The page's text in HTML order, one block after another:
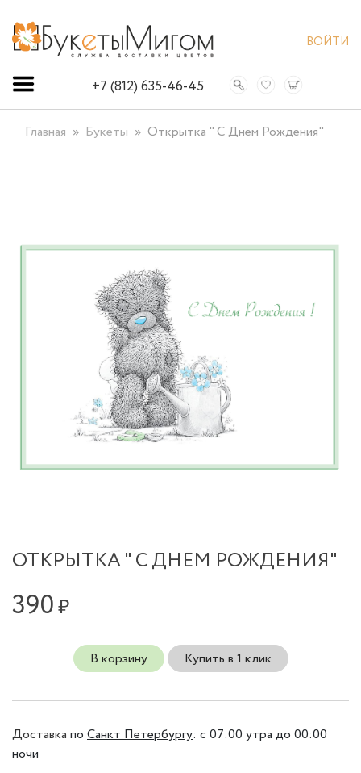
ВОЙТИ
+7 (812) 635-46-45
Главная Букеты Открытка " С Днем Рождения"
ОТКРЫТКА " С ДНЕМ РОЖДЕНИЯ"
390₽
В корзину Купить в 1 клик
Доставка по Санкт Петербургу: с 07:00 утра до 00:00
ночи